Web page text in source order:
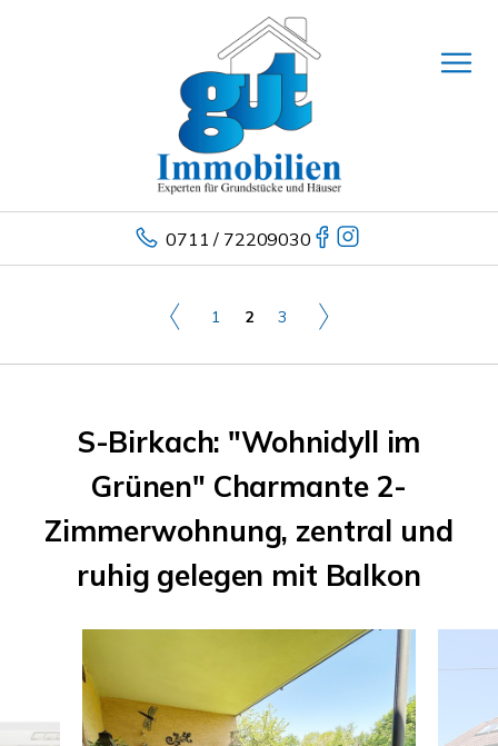
0711 / 72209030
1 2 3
S-Birkach: "Wohnidyll im
Grünen" Charmante 2-
Zimmerwohnung, zentral und
ruhig gelegen mit Balkon